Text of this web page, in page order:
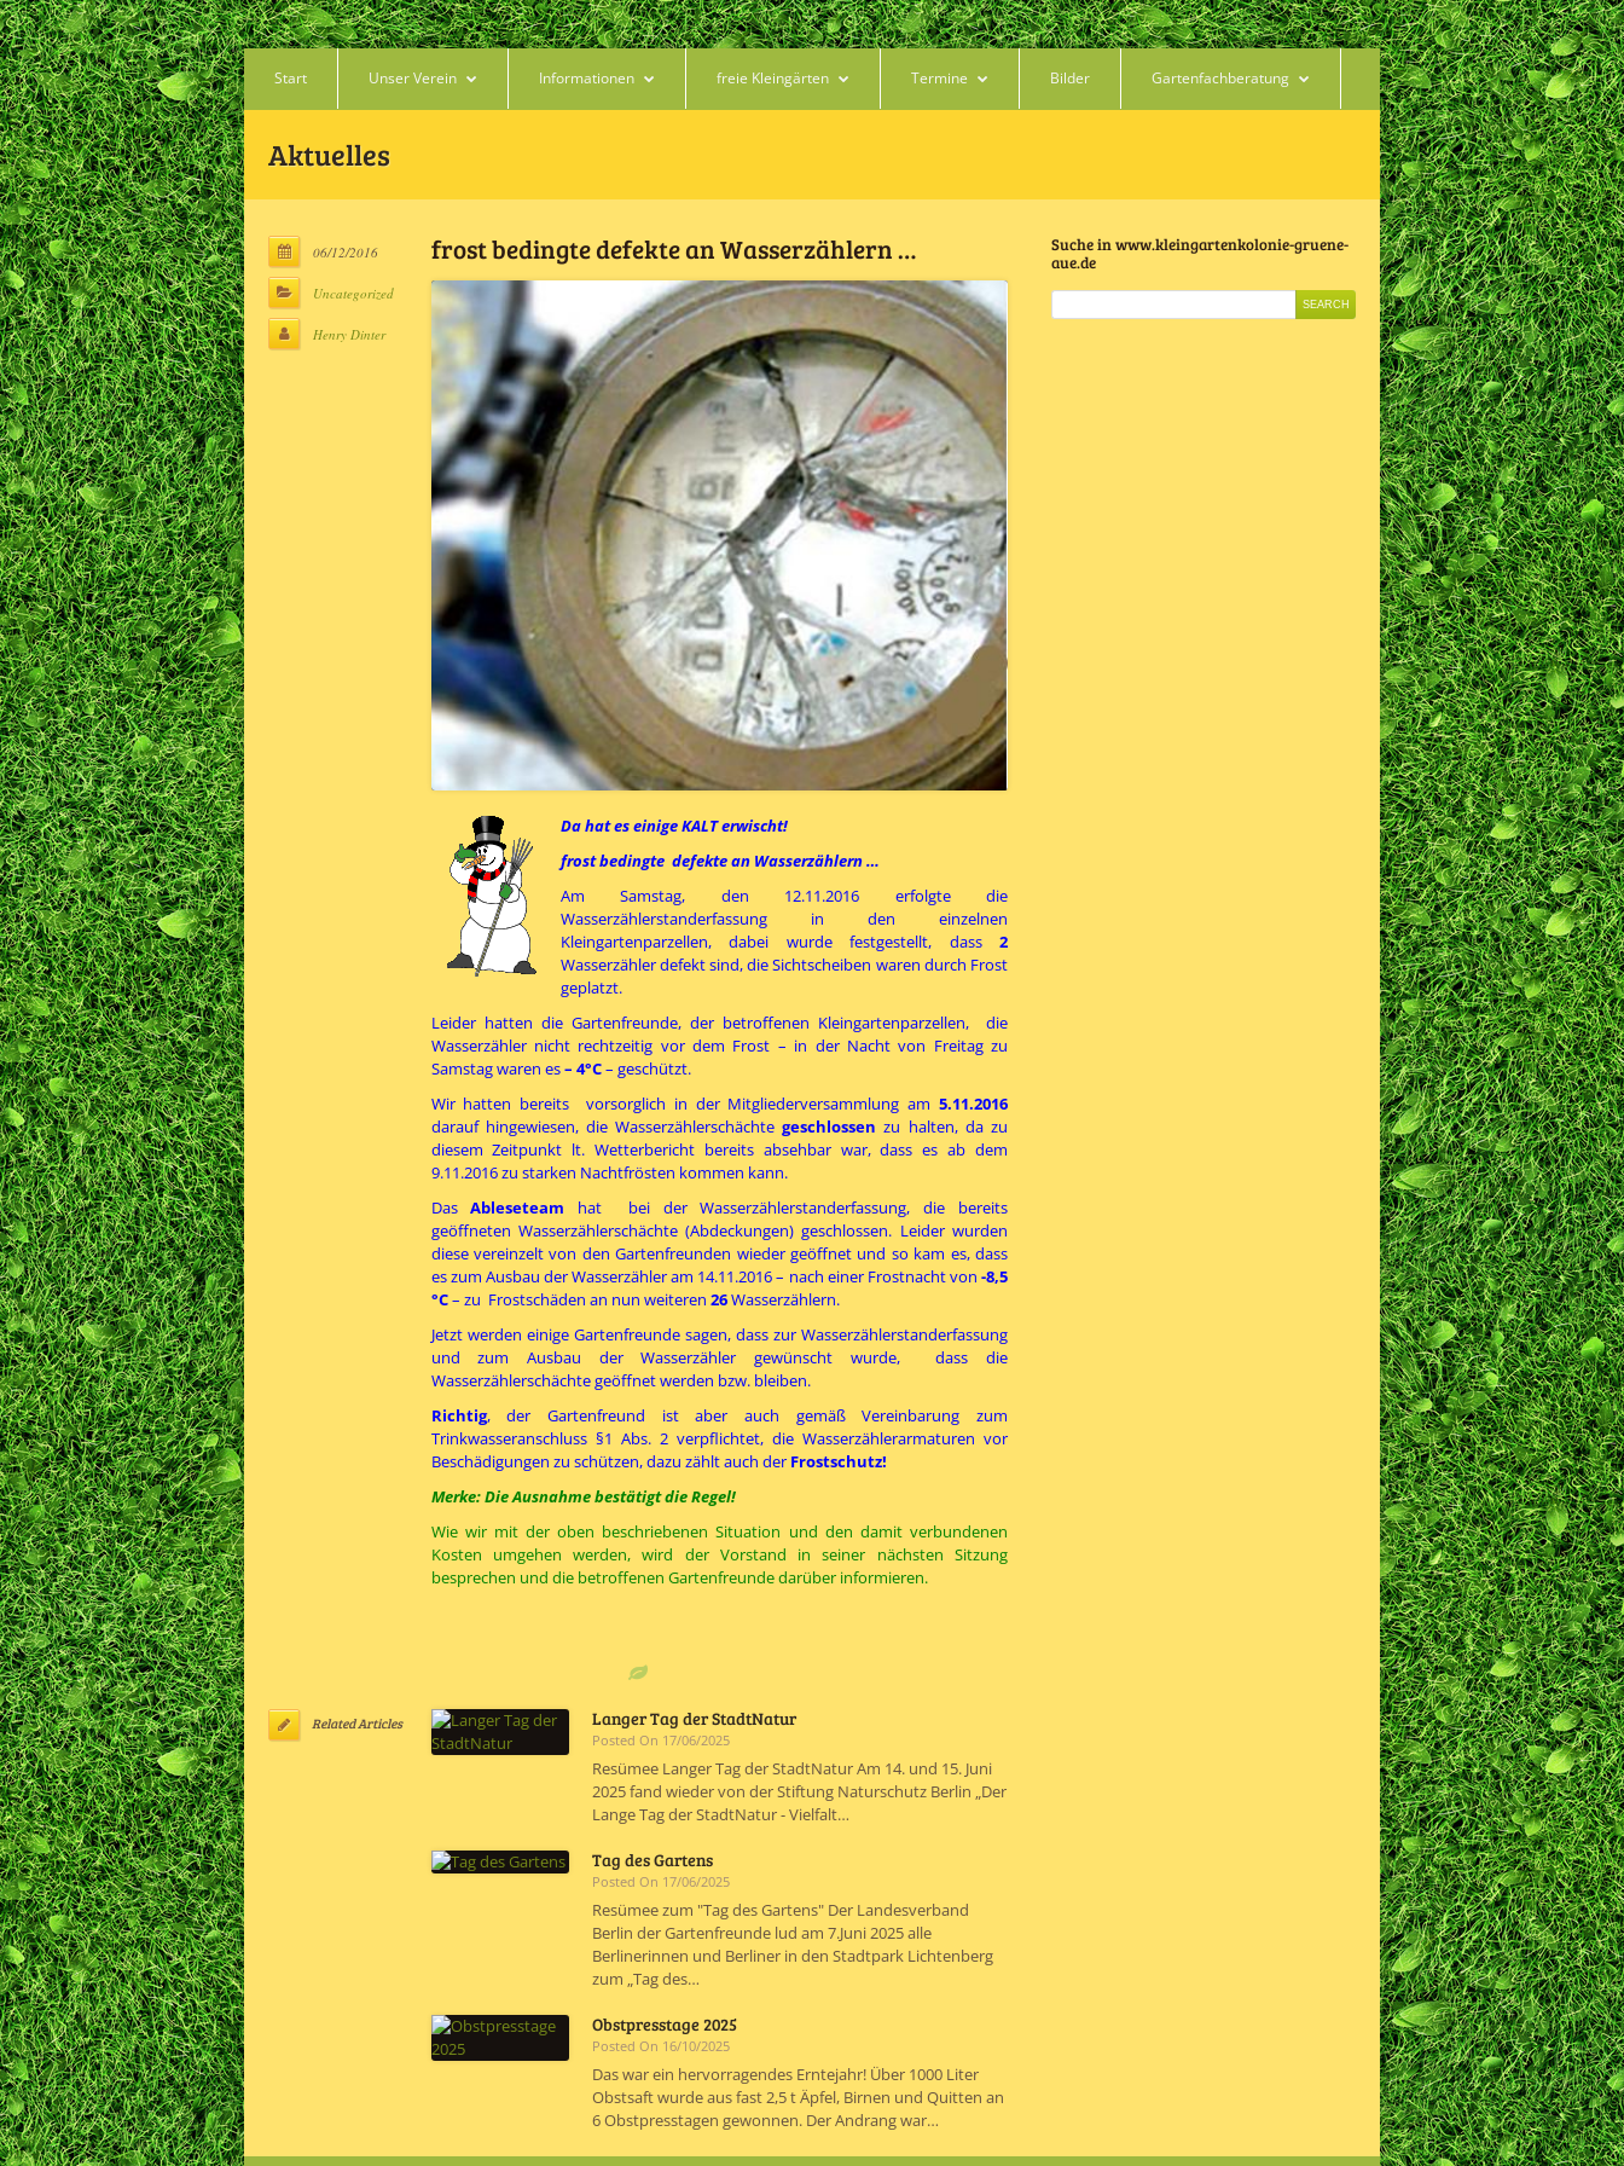
Start Unser Verein Informationen freie Kleingärten Termine Bilder Gartenfachberatung
Aktuelles
06/12/2016
Uncategorized
Henry Dinter
frost bedingte defekte an Wasserzählern …
Da hat es einige KALT erwischt!
frost bedingtedefekte an Wasserzählern …
Am Samstag, den 12.11.2016 erfolgte die
Wasserzählerstanderfassung in den einzelnen
Kleingartenparzellen, dabei wurde festgestellt, dass 2
Wasserzähler defekt sind, die Sichtscheiben waren durch Frost
geplatzt.
Leider hatten die Gartenfreunde, der betroffenen Kleingartenparzellen, die
Wasserzähler nicht rechtzeitig vor dem Frost – in der Nacht von Freitag zu
Samstag waren es– 4°C– geschützt.
Wir hatten bereits vorsorglich in der Mitgliederversammlung am 5.11.2016
darauf hingewiesen, die Wasserzählerschächtegeschlossen zu halten, da zu
diesem Zeitpunkt lt. Wetterbericht bereits absehbar war, dass es ab dem
9.11.2016 zu starken Nachtfrösten kommen kann.
DasAbleseteam hat bei der Wasserzählerstanderfassung, die bereits
geöffneten Wasserzählerschächte (Abdeckungen) geschlossen. Leider wurden
diese vereinzelt von den Gartenfreunden wieder geöffnet und so kam es, dass
es zum Ausbau der Wasserzähler am 14.11.2016 – nach einer Frostnacht von -8,5
°C– zu Frostschäden an nun weiteren 26Wasserzählern.
Jetzt werden einige Gartenfreunde sagen, dass zur Wasserzählerstanderfassung
und zum Ausbau der Wasserzähler gewünscht wurde, dass die
Wasserzählerschächte geöffnet werden bzw. bleiben.
Richtig, der Gartenfreund ist aber auch gemäß Vereinbarung zum
Trinkwasseranschluss §1 Abs. 2 verpflichtet, die Wasserzählerarmaturen vor
Beschädigungen zu schützen, dazu zählt auch der Frostschutz!
Merke: Die Ausnahme bestätigt die Regel!
Wie wir mit der oben beschriebenen Situation und den damit verbundenen
Kosten umgehen werden, wird der Vorstand in seiner nächsten Sitzung
besprechen und die betroffenen Gartenfreunde darüber informieren.
Related Articles Langer Tag der StadtNatur
Posted On 17/06/2025
Resümee Langer Tag der StadtNatur Am 14. und 15. Juni
2025 fand wieder von der Stiftung Naturschutz Berlin „Der
Lange Tag der StadtNatur - Vielfalt…
Tag des Gartens
Posted On 17/06/2025
Resümee zum "Tag des Gartens" Der Landesverband
Berlin der Gartenfreunde lud am 7.Juni 2025 alle
Berlinerinnen und Berliner in den Stadtpark Lichtenberg
zum „Tag des…
Obstpresstage 2025
Posted On 16/10/2025
Das war ein hervorragendes Erntejahr! Über 1000 Liter
Obstsaft wurde aus fast 2,5 t Äpfel, Birnen und Quitten an
6 Obstpresstagen gewonnen. Der Andrang war…
Suche in www.kleingartenkolonie-gruene-
aue.de